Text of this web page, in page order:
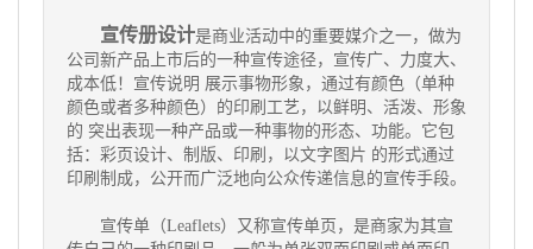
宣传册设计是商业活动中的重要媒介之一，做为
公司新产品上市后的一种宣传途径，宣传广、力度大、
成本低！宣传说明 展示事物形象，通过有颜色（单种
颜色或者多种颜色）的印刷工艺，以鲜明、活泼、形象
的 突出表现一种产品或一种事物的形态、功能。它包
括：彩页设计、制版、印刷，以文字图片 的形式通过
印刷制成，公开而广泛地向公众传递信息的宣传手段。
宣传单（Leaflets）又称宣传单页，是商家为其宣